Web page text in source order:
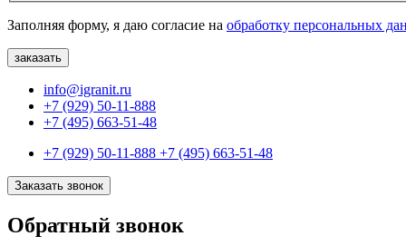
Заполняя форму, я даю согласие на обработку персональных
info@igranit.ru
+7 (929) 50-11-888
+7 (495) 663-51-48
+7 (929) 50-11-888 +7 (495) 663-51-48
Заказать звонок
Обратный звонок